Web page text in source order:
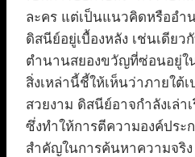
ละคร แต่เป็นแนวคิดหรืออำ
ดิสนีย์อยู่เบื้องหลัง เช่นเดียว
ตำนานสยองขวัญที่ซ่อนอยู่
สิ่งเหล่านี้ชี้ให้เห็นว่าภายใต้
สวยงาม ดิสนีย์อาจกำลังเล่า
ซึ่งทำให้การตีความองค์ประ
สำคัญในการค้นหาความจริง